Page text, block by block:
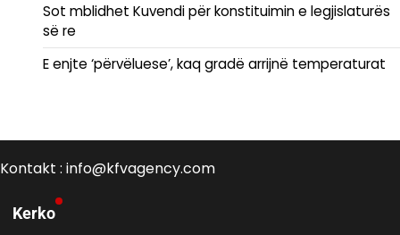
Sot mblidhet Kuvendi për konstituimin e legjislaturës
së re
E enjte ‘përvëluese’, kaq gradë arrijnë temperaturat
Kontakt : info@kfvagency.com
Kerko